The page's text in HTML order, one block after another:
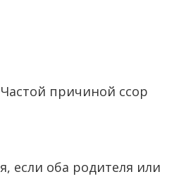
причиной ссор
если оба родителя или